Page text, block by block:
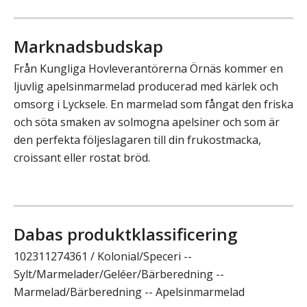
Marknadsbudskap
Från Kungliga Hovleverantörerna Örnäs kommer en
ljuvlig apelsinmarmelad producerad med kärlek och
omsorg i Lycksele. En marmelad som fångat den friska
och söta smaken av solmogna apelsiner och som är
den perfekta följeslagaren till din frukostmacka,
croissant eller rostat bröd.
Dabas produktklassificering
102311274361 / Kolonial/Speceri --
Sylt/Marmelader/Geléer/Bärberedning --
Marmelad/Bärberedning -- Apelsinmarmelad